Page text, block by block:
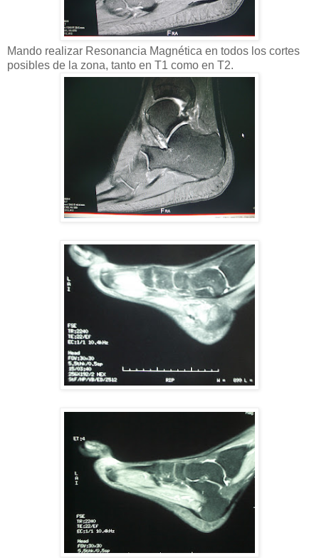
Mando realizar Resonancia Magnética en todos los cortes
posibles de la zona, tanto en T1 como en T2.